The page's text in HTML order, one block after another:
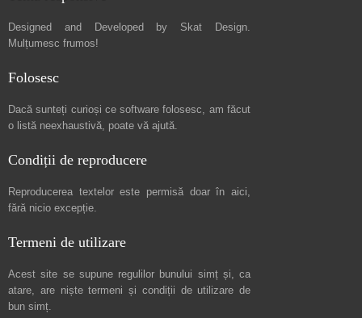
Designed and Developed by Skat Design.
Mulțumesc frumos!
Folosesc
Dacă sunteți curioși ce software folosesc, am făcut
o listă neexhaustivă, poate vă ajută.
Condiții de reproducere
Reproducerea textelor este permisă doar în aici,
fără nicio excepție.
Termeni de utilizare
Acest site se supune regulilor bunului simț și, ca
atare, are niștetermeni și condiții de utilizare de
bun simț.